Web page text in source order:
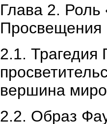
Глава 2. Роль
Просвещения
2.1. Трагедия
вершина
2.2. Образ